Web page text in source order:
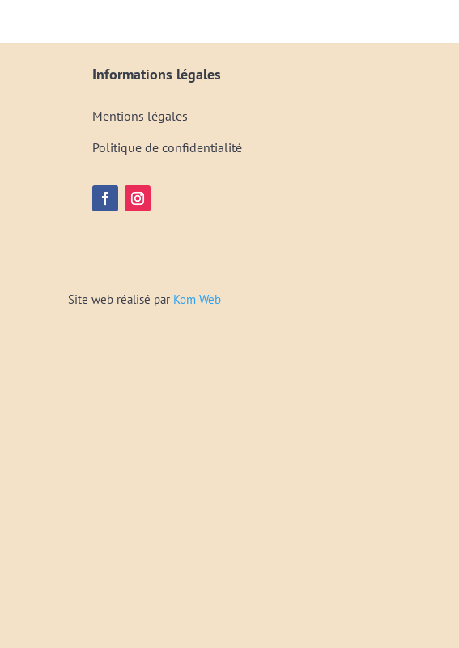
Informations légales
Mentions légales
Politique de confidentialité
Site web réalisé par Kom Web